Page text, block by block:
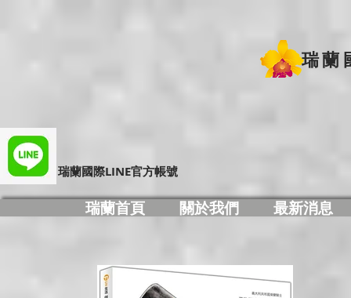
瑞蘭
​瑞蘭國際LINE官方帳號
瑞蘭首頁 關於我們 最新消息